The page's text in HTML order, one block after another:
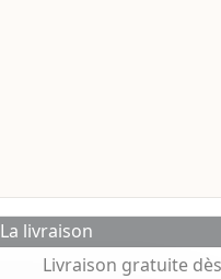
La livraison
Livraison gratuite dès